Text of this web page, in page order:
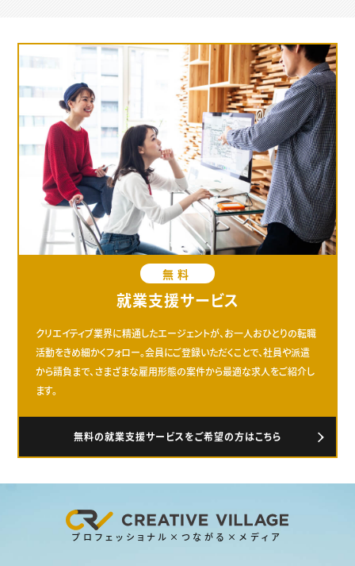
無料
就業支援サービス
クリエイティブ業界に精通したエージェントが、お一人おひとりの転職
活動をきめ細かくフォロー。会員にご登録いただくことで、社員や派遣
から請負まで、さまざまな雇用形態の案件から最適な求人をご紹介し
ます。
無料の就業支援サービスをご希望の方はこちら
プロフェッショナル×つながる×メディア